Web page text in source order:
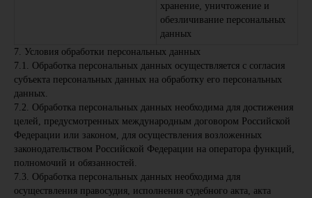
хранение, уничтожение и
обезличивание персональных
данных
7. Условия обработки персональных данных
7.1. Обработка персональных данных осуществляется с согласия
субъекта персональных данных на обработку его персональных
данных.
7.2. Обработка персональных данных необходима для достижения
целей, предусмотренных международным договором Российской
Федерации или законом, для осуществления возложенных
законодательством Российской Федерации на оператора функций,
полномочий и обязанностей.
7.3. Обработка персональных данных необходима для
осуществления правосудия, исполнения судебного акта, акта